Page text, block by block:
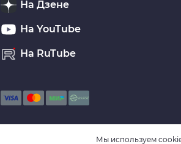
На Дзене
На YouTube
На RuTube
Мы используем